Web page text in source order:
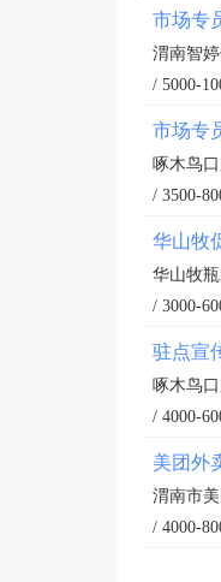
市场专
渭南智
/ 5000-
市场专
啄木鸟
/ 3500-
华山牧
华山牧
/ 3000-
驻点宣
啄木鸟
/ 4000-
美团外
渭南市
/ 4000-